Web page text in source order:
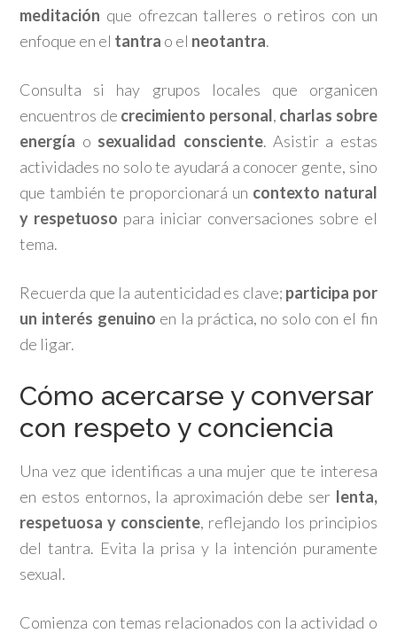
meditación que ofrezcan talleres o retiros con un
enfoque en el tantra o el neotantra.
Consulta si hay grupos locales que organicen
encuentros de crecimiento personal, charlas sobre
energía o sexualidad consciente. Asistir a estas
actividades no solo te ayudará a conocer gente, sino
que también te proporcionará un contexto natural
y respetuoso para iniciar conversaciones sobre el
tema.
Recuerda que la autenticidad es clave; participa por
un interés genuino en la práctica, no solo con el fin
de ligar.
Cómo acercarse y conversar
con respeto y conciencia
Una vez que identificas a una mujer que te interesa
en estos entornos, la aproximación debe ser lenta,
respetuosa y consciente, reflejando los principios
del tantra. Evita la prisa y la intención puramente
sexual.
Comienza con temas relacionados con la actividad o